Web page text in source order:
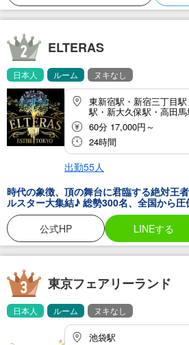
ELTERAS
日本人 ルーム ヌキなし
東新宿駅・新宿三丁目
駅・新大久保駅・高田
60分 17,000円～
24時間
出勤55人
時代の象徴、頂の舞台に君臨する絶対
ルスター大集結♪ 総勢300名、全国から
アシス。 唯一無二のプレミアム美女軍団
五感を揺さぶる魅惑のエンターテインメ
る空間で、最もドラマチックで、 最もロ
ガントに。 常に進化するフルオーダーメ
常識を超えた奇跡の感動体験をお届け。
無限のようで夢幻のようなひとときを… 各エリア駅チカ徒歩5分圏
内、完全個室ワンルーム型 全国唯一24時
ート。
公式HP LINEする
東京フェアリーランド
日本人 ルーム ヌキなし
池袋駅